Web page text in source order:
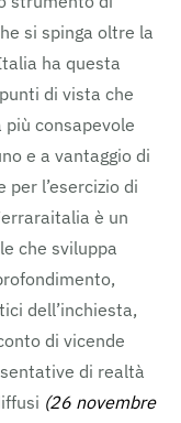
si spinga oltre la
ha questa
di vista che
consapevole
e a vantaggio di
l’esercizio di
è un
che sviluppa
dell’inchiesta,
di vicende
di realtà
(26 novembre